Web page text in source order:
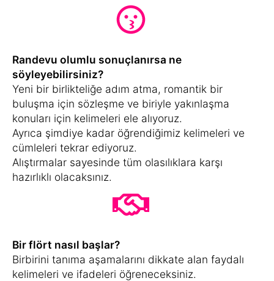
Randevu olumlu sonuçlanırsa ne
söyleyebilirsiniz?
Yeni bir birlikteliğe adım atma, romantik bir
buluşma için sözleşme ve biriyle yakınlaşma
konuları için kelimeleri ele alıyoruz.
Ayrıca şimdiye kadar öğrendiğimiz kelimeleri ve
cümleleri tekrar ediyoruz.
Alıştırmalar sayesinde tüm olasılıklara karşı
hazırlıklı olacaksınız.
Bir flört nasıl başlar?
Birbirini tanıma aşamalarını dikkate alan faydalı
kelimeleri ve ifadeleri öğreneceksiniz.